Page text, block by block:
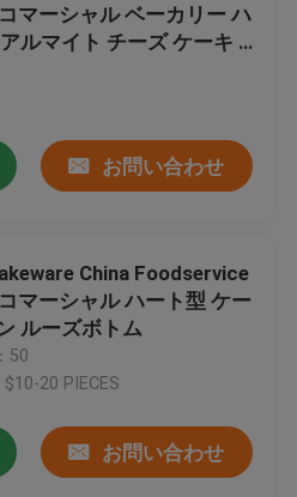
マーシャル ベーカリー ハ
ルマイト チーズ ケーキ パ
お問い合わせ
China Foodservice
マーシャル ハート型 ケー
ルーズボトム
50
20 PIECES
お問い合わせ